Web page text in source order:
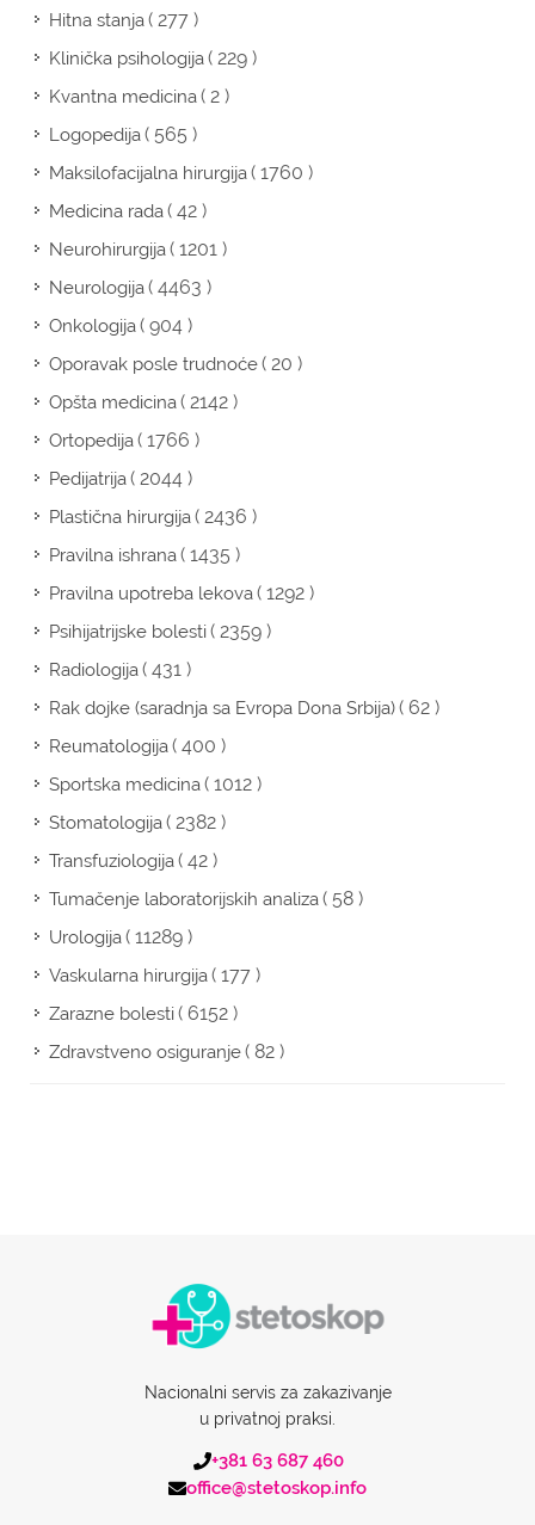
Hitna stanja( 277 )
Klinička psihologija( 229 )
Kvantna medicina( 2 )
Logopedija( 565 )
Maksilofacijalna hirurgija( 1760 )
Medicina rada( 42 )
Neurohirurgija( 1201 )
Neurologija( 4463 )
Onkologija( 904 )
Oporavak posle trudnoće( 20 )
Opšta medicina( 2142 )
Ortopedija( 1766 )
Pedijatrija( 2044 )
Plastična hirurgija( 2436 )
Pravilna ishrana( 1435 )
Pravilna upotreba lekova( 1292 )
Psihijatrijske bolesti( 2359 )
Radiologija( 431 )
Rak dojke (saradnja sa Evropa Dona Srbija)( 62 )
Reumatologija( 400 )
Sportska medicina( 1012 )
Stomatologija( 2382 )
Transfuziologija( 42 )
Tumačenje laboratorijskih analiza( 58 )
Urologija( 11289 )
Vaskularna hirurgija( 177 )
Zarazne bolesti( 6152 )
Zdravstveno osiguranje( 82 )
Nacionalni servis za zakazivanje
u privatnoj praksi.
+381 63 687 460
office@stetoskop.info